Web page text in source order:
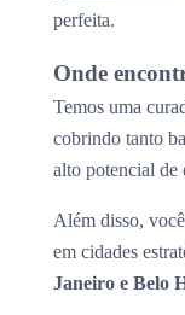
perfeita.
Onde
Temos uma
cobrindo tanto
alto potencial de
Além disso,
em cidades
Janeiro e Belo